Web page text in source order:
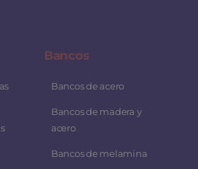
Bancos
Bancos de acero
Bancos de madera y
acero
Bancos de melamina